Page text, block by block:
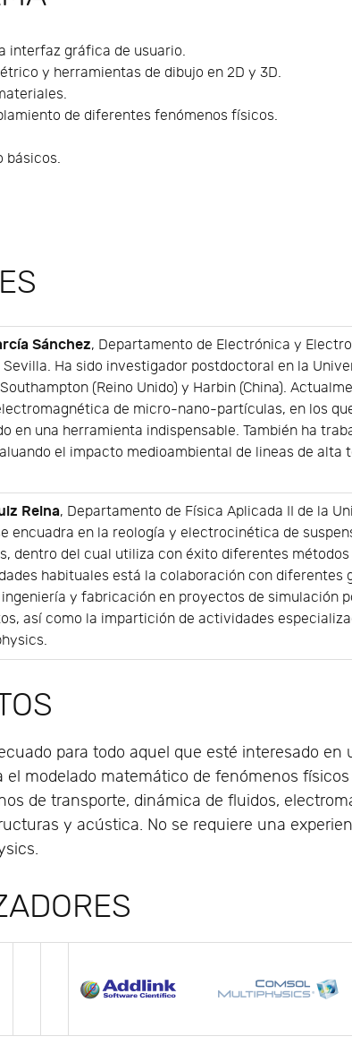
interfaz gráfica de usuario.
y herramientas de dibujo en 2D y 3D.
de diferentes fenómenos físicos.
básicos.
Sánchez, Departamento de Electrónica y
Ha sido investigador postdoctoral en la
(Reino Unido) y Harbin (China).
de micro-nano-partículas, en los
en una herramienta indispensable. También ha
el impacto medioambiental de lineas de alta
Reina, Departamento de Física Aplicada II de la
encuadra en la reología y electrocinética de
dentro del cual utiliza con éxito diferentes
habituales está la colaboración con diferentes
y fabricación en proyectos de simulación
así como la impartición de actividades
para todo aquel que esté interesado en
el modelado matemático de fenómenos
de transporte, dinámica de fluidos,
y acústica. No se requiere una